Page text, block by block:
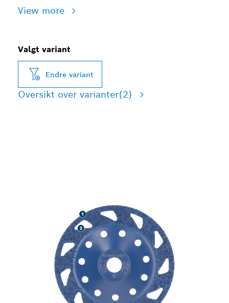
View more
Valgt variant
Endre variant
Oversikt over varianter(2)